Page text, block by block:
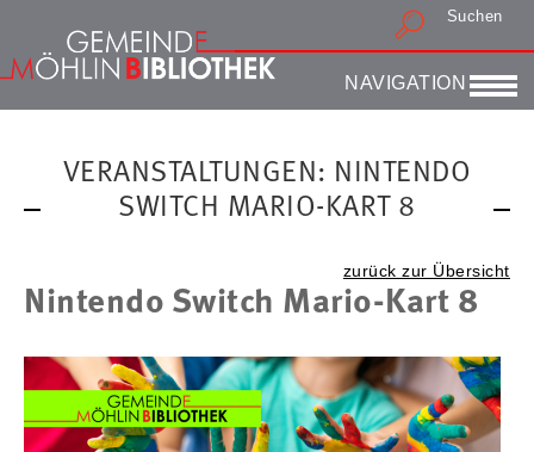
Druckansicht
Suchen
NAVIGATION
VERANSTALTUNGEN: NINTENDO
SWITCH MARIO-KART 8
zurück zur Übersicht
Nintendo Switch Mario-Kart 8